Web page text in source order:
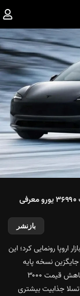
نسخه ارزان‌تر تسلا مدل ۳ استاندارد با قیمت ۳۶۹۹۰ یورو معرفی
بازنشر
برای بازار اروپا رونمایی کرد؛ این
می‌شود و جایگزین نسخه پایه
قبلی با قیمت نزدیک به ۴۰۰۰۰ یورو شده. این کاهش قیمت ۳۰۰۰
جذابیت بیشتری